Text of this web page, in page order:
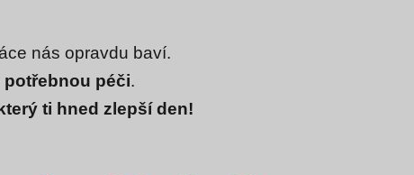
nás opravdu baví.
potřebnou péči.
ti hned zlepší den!